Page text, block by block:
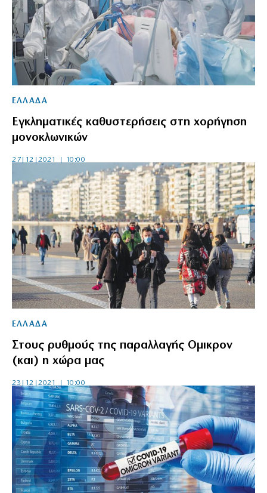
ΕΛΛΑΔΑ
Εγκληματικές καθυστερήσεις στη χορήγηση
μονοκλωνικών
27|12|2021 | 10:00
ΕΛΛΑΔΑ
Στους ρυθμούς της παραλλαγής Ομικρον
(και) η χώρα μας
23|12|2021 | 10:00